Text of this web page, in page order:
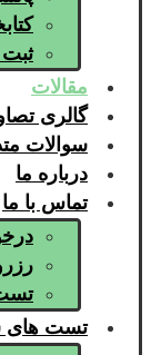
ثبت
مقالات
گالری
سوالات
درباره ما
تماس با ما
تست